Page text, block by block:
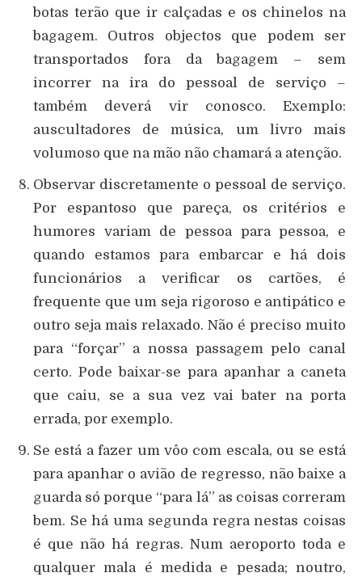
botas terão que ir calçadas e os chinelos na
bagagem. Outros objectos que podem ser
transportados fora da bagagem – sem
incorrer na ira do pessoal de serviço –
também deverá vir conosco. Exemplo:
auscultadores de música, um livro mais
volumoso que na mão não chamará a atenção.
Observar discretamente o pessoal de serviço.
Por espantoso que pareça, os critérios e
humores variam de pessoa para pessoa, e
quando estamos para embarcar e há dois
funcionários a verificar os cartões, é
frequente que um seja rigoroso e antipático e
outro seja mais relaxado. Não é preciso muito
para “forçar” a nossa passagem pelo canal
certo. Pode baixar-se para apanhar a caneta
que caiu, se a sua vez vai bater na porta
errada, por exemplo.
Se está a fazer um vôo com escala, ou se está
para apanhar o avião de regresso, não baixe a
guarda só porque “para lá” as coisas correram
bem. Se há uma segunda regra nestas coisas
é que não há regras. Num aeroporto toda e
qualquer mala é medida e pesada; noutro,